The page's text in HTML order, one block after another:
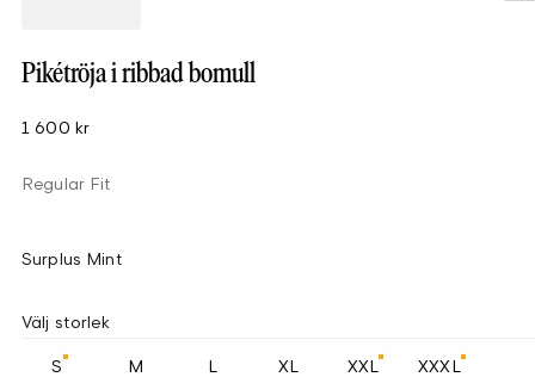
Pikétröja i ribbad bomull
1 600 kr
Regular Fit
Surplus Mint
Välj storlek
S M L XL XXL XXXL